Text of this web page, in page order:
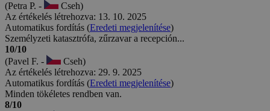
(Petra P. -
Cseh)
Az értékelés létrehozva: 13. 10. 2025
Automatikus fordítás (Eredeti megjelenítése)
Személyzeti katasztrófa, zűrzavar a recepción...
10/10
(Pavel F. -
Cseh)
Az értékelés létrehozva: 29. 9. 2025
Automatikus fordítás (Eredeti megjelenítése)
Minden tökéletes rendben van.
8/10